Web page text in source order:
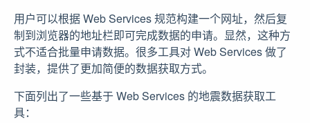
用户可以根据 Web Services 规范构建一个网址，然后复
制到浏览器的地址栏即可完成数据的申请。显然，这种方
式不适合批量申请数据。很多工具对 Web Services 做了
封装，提供了更加简便的数据获取方式。
下面列出了一些基于 Web Services 的地震数据获取工
具：